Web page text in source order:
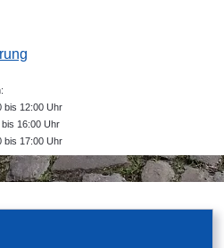
bis 12:00 Uhr
Uhr
17:00 Uhr